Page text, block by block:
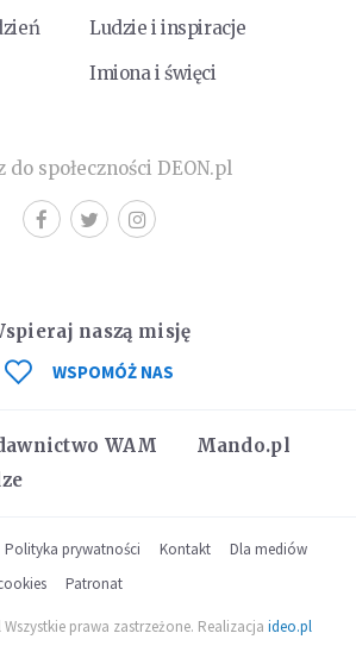
Ludzie i inspiracje
Imiona i święci
do społeczności DEON.pl
WAM
Mando.pl
naszą misję
WSPOMÓŻ NAS
Polityka prywatności Kontakt
Dla mediów
Patronat
prawa zastrzeżone. Realizacja ideo.pl